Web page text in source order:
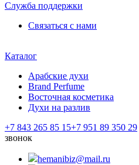
Служба поддержки
Связаться с нами
Каталог
Арабские духи
Brand Perfume
Восточная косметика
Духи на разлив
+7 843 265 85 15+7 951 89 350 29
звонок
hemanibiz@mail.ru